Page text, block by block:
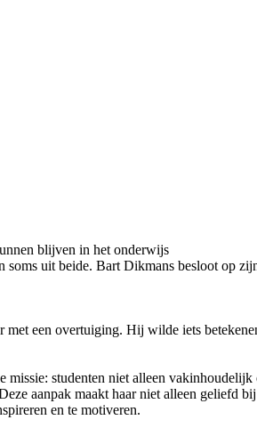
blijven in het onderwijs
uit beide. Bart Dikmans besloot op
een overtuiging. Hij wilde iets
studenten niet alleen
aanpak maakt haar niet alleen geliefd
en te motiveren.